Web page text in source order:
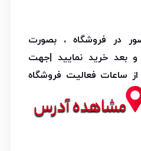
در فروشگاه ، بصورت
خرید نمایید |جهت
ساعات فعالیت فروشگاه